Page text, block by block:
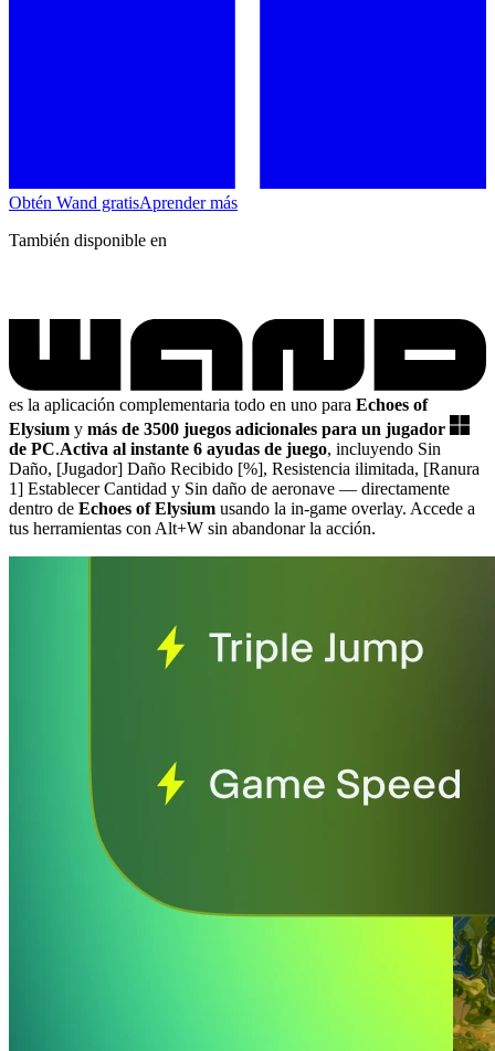
Obtén Wand gratisAprender más
También disponible en
es la aplicación complementaria todo en uno para Echoes of
Elysium y más de 3500 juegos adicionales para un jugador
de PC.Activa al instante 6 ayudas de juego, incluyendo Sin
Daño, [Jugador] Daño Recibido [%], Resistencia ilimitada, [Ranura
1] Establecer Cantidad y Sin daño de aeronave — directamente
dentro de Echoes of Elysium usando la in-game overlay. Accede a
tus herramientas con Alt+W sin abandonar la acción.